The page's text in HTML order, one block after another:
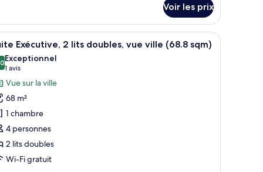
Voir les prix
un canapé, une petite table et un téléviseur.
:
Une chambre d’hôtel moderne avec vue
27 Exécutive, 2 lits doubles, vue ville (68.8 sqm)
sur 10
Exceptionnel
1 avis
(1 avis)
Vue sur la ville
68 m²
1 chambre
4 personnes
2 lits doubles
Wi-Fi gratuit